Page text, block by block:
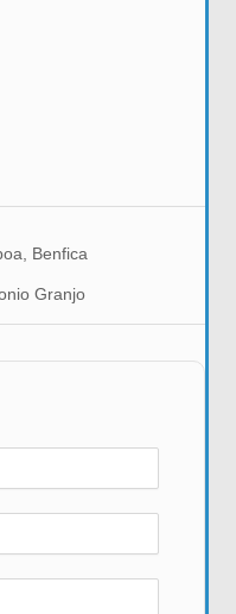
Benfica
Granjo